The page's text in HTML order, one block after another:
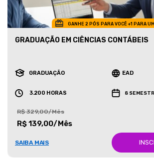
GANHE 2 PÓS PARA VOCÊ +1 PARA
GRADUAÇÃO EM CIÊNCIAS CONTÁBEIS
GRADUAÇÃO EAD
3.200 HORAS 8
R$ 329,00/Mês
R$ 139,00/Mês
SAIBA MAIS